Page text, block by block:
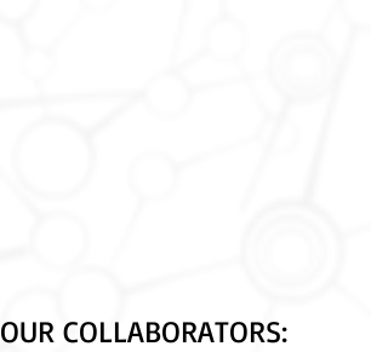
OUR COLLABORATORS: